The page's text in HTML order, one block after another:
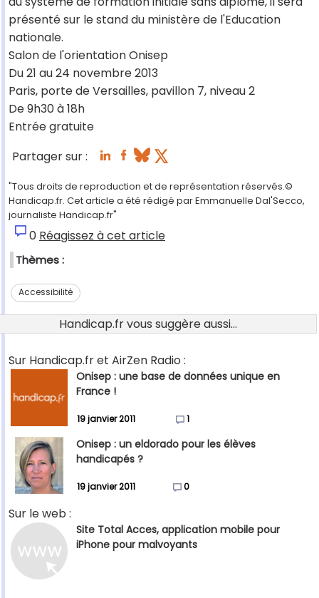
présenté sur le stand du ministère de l'Education
nationale.
Salon de l'orientation Onisep
Du 21 au 24 novembre 2013
Paris, porte de Versailles, pavillon 7, niveau 2
De 9h30 à 18h
Entrée gratuite
Partager sur :
"Tous droits de reproduction et de représentation réservés.©
Handicap.fr. Cet article a été rédigé par Emmanuelle Dal'Secco,
journaliste Handicap.fr"
0 Réagissez à cet article
Thèmes :
Accessibilité
Handicap.fr vous suggère aussi...
Sur Handicap.fr et AirZen Radio :
Onisep : une base de données unique en
France !
19 janvier 2011 1
Onisep : un eldorado pour les élèves
handicapés ?
19 janvier 2011 0
Sur le web :
Site Total Acces, application mobile pour
iPhone pour malvoyants